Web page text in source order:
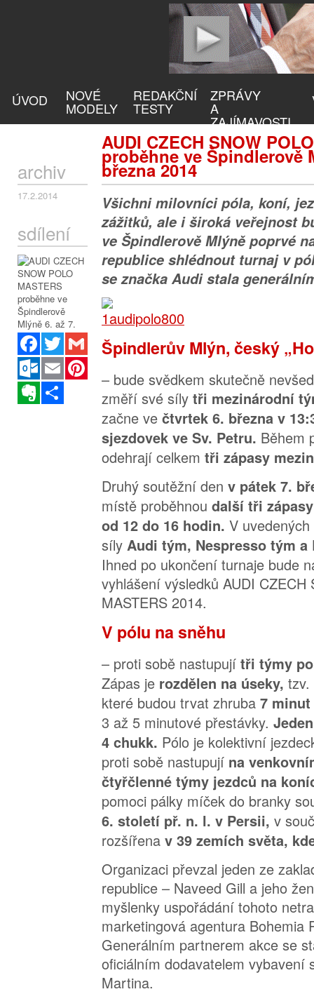
ÚVOD NOVÉ
MODELY
REDAKČNÍ
TESTY
ZPRÁVY
A
ZAJÍMAVOSTI
AUDI CZECH SNOW
proběhne ve Špindlerově
března 2014
archiv
17.2.2014
sdílení
Facebook
Twitter
Gmail
Outlook.com
Email
Pinterest
Evernote
Všichni milovníci póla, koní,
zážitků, ale i široká veřejnost
ve Špindlerově Mlýně poprvé
republice shlédnout turnaj v
se značka Audi stala
Špindlerův Mlýn, český
– bude svědkem skutečně
změří své síly tři mezinárodní
začne ve čtvrtek 6. března v
sjezdovek ve Sv. Petru. Během
odehrají celkem tři zápasy
Druhý soutěžní den v pátek 7.
místě proběhnou další tři zápasy
od 12 do 16 hodin. V
síly Audi tým, Nespresso tým
Ihned po ukončení turnaje bude
vyhlášení výsledků AUDI CZECH
MASTERS 2014.
V pólu na sněhu
– proti sobě nastupují tři týmy
Zápas je rozdělen na úseky, tzv.
které budou trvat zhruba 7 minut
3 až 5 minutové přestávky.
4 chukk. Pólo je kolektivní
proti sobě nastupují na
čtyřčlenné týmy jezdců na
pomoci pálky míček do branky
6. století př. n. l. v Persii, v
rozšířena v 39 zemích světa,
Organizaci převzal jeden ze
republice – Naveed Gill a jeho
myšlenky uspořádání tohoto
marketingová agentura Bohemia
Generálním partnerem akce se
oficiálním dodavatelem vybavení
Martina.